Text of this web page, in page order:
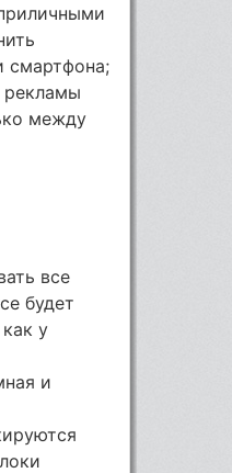
смартфона;
рекламы
между
все
будет
у
и